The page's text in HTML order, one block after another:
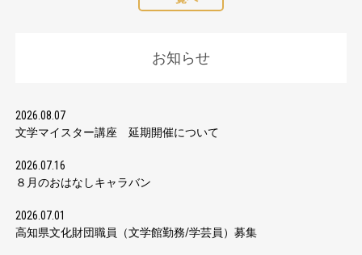
お知らせ
2026.08.07
文学マイスター講座 延期開催について
2026.07.16
８月のおはなしキャラバン
2026.07.01
高知県文化財団職員（文学館勤務/学芸員）募集